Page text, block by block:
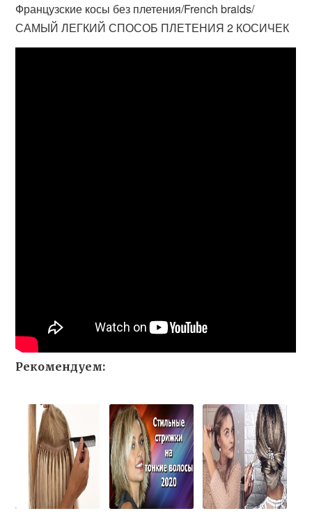
Французские косы без плетения/French braids/
САМЫЙ ЛЕГКИЙ СПОСОБ ПЛЕТЕНИЯ 2 КОСИЧЕК
Рекомендуем: